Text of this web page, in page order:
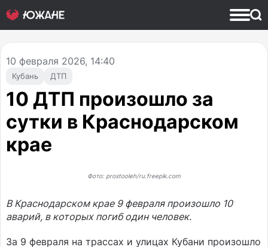
Кубань ДТП
10 февраля 2026, 14:40
10 ДТП произошло за
сутки в Краснодарском
крае
Фото: prostooleh/ru.freepik.com
В Краснодарском крае 9 февраля произошло 10
аварий, в которых погиб один человек.
За 9 февраля на трассах и улицах Кубани произошло